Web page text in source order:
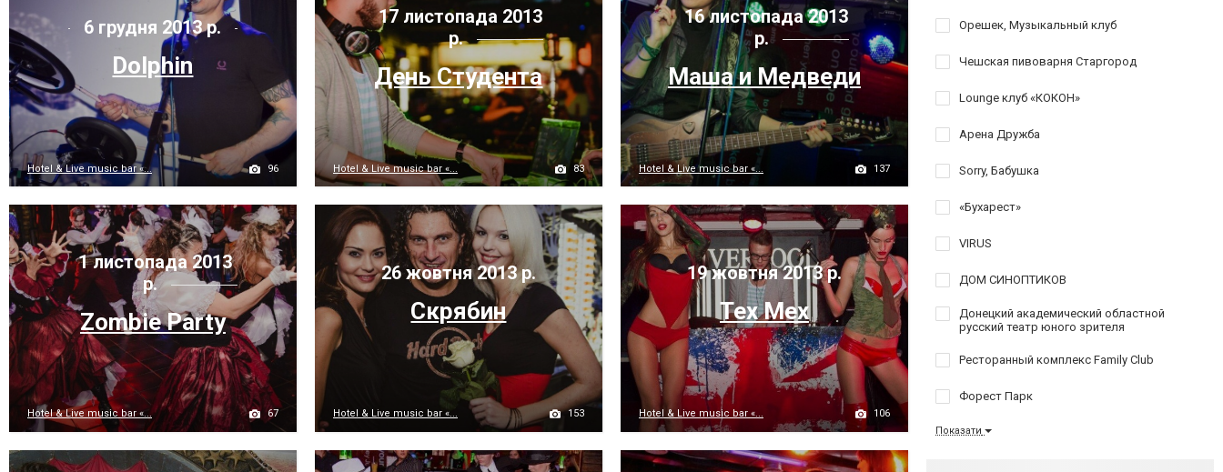
6 грудня 2013 р.
Dolphin
Hotel & Live music bar «... 96
17 листопада 2013
р.
День Студента
Hotel & Live music bar «... 83
16 листопада 2013
р.
Маша и Медведи
Hotel & Live music bar «... 137
1 листопада 2013
р.
Zombie Party
Hotel & Live music bar «... 67
26 жовтня 2013 р.
Скрябин
Hotel & Live music bar «... 153
19 жовтня 2013 р.
Tex Mex
Hotel & Live music bar «... 106
Орешек, Музыкальный клуб
Чешская пивоварня Старгород
Lounge клуб «КОКОН»
Арена Дружба
Sorry, Бабушка
«Бухарест»
VIRUS
ДОМ СИНОПТИКОВ
Донецкий академический областной
русский театр юного зрителя
Ресторанный комплекс Family Club
Форест Парк
Показати